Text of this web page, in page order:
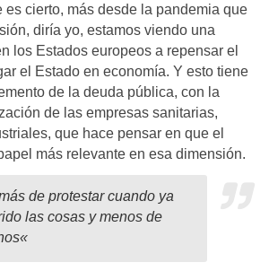
es cierto, más desde la pandemia que
diría yo, estamos viendo una
los Estados europeos a repensar el
el Estado en economía. Y esto tiene
de la deuda pública, con la
de las empresas sanitarias,
que hace pensar en que el
más relevante en esa dimensión.
de protestar cuando ya
las cosas y menos de
«